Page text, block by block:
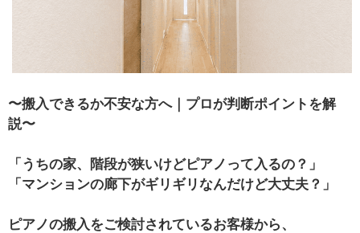
〜搬入できるか不安な方へ｜プロが判断ポイントを解
説〜
「うちの家、階段が狭いけどピアノって入るの？」
「マンションの廊下がギリギリなんだけど大丈夫？」
ピアノの搬入をご検討されているお客様から、